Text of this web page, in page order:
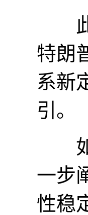
此
特朗
系新
引。
如
一步
性稳